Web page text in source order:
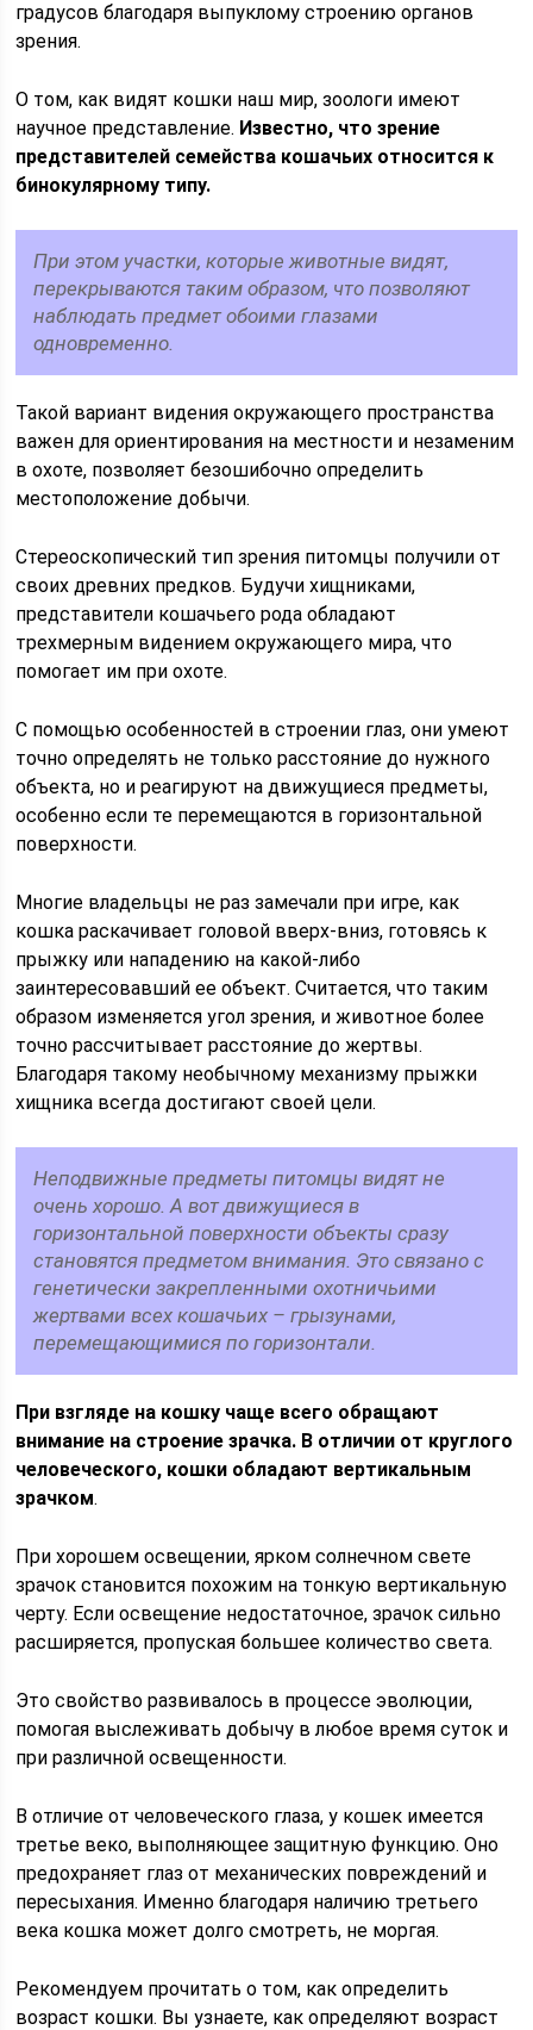
градусов благодаря выпуклому строению органов
зрения.
О том, как видят кошки наш мир, зоологи имеют
научное представление. Известно, что зрение
представителей семейства кошачьих относится к
бинокулярному типу.
При этом участки, которые животные видят,
перекрываются таким образом, что позволяют
наблюдать предмет обоими глазами
одновременно.
Такой вариант видения окружающего пространства
важен для ориентирования на местности и незаменим
в охоте, позволяет безошибочно определить
местоположение добычи.
Стереоскопический тип зрения питомцы получили от
своих древних предков. Будучи хищниками,
представители кошачьего рода обладают
трехмерным видением окружающего мира, что
помогает им при охоте.
С помощью особенностей в строении глаз, они умеют
точно определять не только расстояние до нужного
объекта, но и реагируют на движущиеся предметы,
особенно если те перемещаются в горизонтальной
поверхности.
Многие владельцы не раз замечали при игре, как
кошка раскачивает головой вверх-вниз, готовясь к
прыжку или нападению на какой-либо
заинтересовавший ее объект. Считается, что таким
образом изменяется угол зрения, и животное более
точно рассчитывает расстояние до жертвы.
Благодаря такому необычному механизму прыжки
хищника всегда достигают своей цели.
Неподвижные предметы питомцы видят не
очень хорошо. А вот движущиеся в
горизонтальной поверхности объекты сразу
становятся предметом внимания. Это связано с
генетически закрепленными охотничьими
жертвами всех кошачьих – грызунами,
перемещающимися по горизонтали.
При взгляде на кошку чаще всего обращают
внимание на строение зрачка. В отличии от круглого
человеческого, кошки обладают вертикальным
зрачком.
При хорошем освещении, ярком солнечном свете
зрачок становится похожим на тонкую вертикальную
черту. Если освещение недостаточное, зрачок сильно
расширяется, пропуская большее количество света.
Это свойство развивалось в процессе эволюции,
помогая выслеживать добычу в любое время суток и
при различной освещенности.
В отличие от человеческого глаза, у кошек имеется
третье веко, выполняющее защитную функцию. Оно
предохраняет глаз от механических повреждений и
пересыхания. Именно благодаря наличию третьего
века кошка может долго смотреть, не моргая.
Рекомендуем прочитать о том, как определить
возраст кошки. Вы узнаете, как определяют возраст